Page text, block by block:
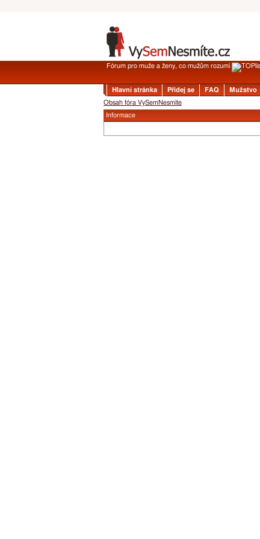
Fórum pro muže a ženy, co mužům rozumí
Hlavní stránka Přidej se FAQ Mužstvo
Obsah fóra VySemNesmíte
Informace